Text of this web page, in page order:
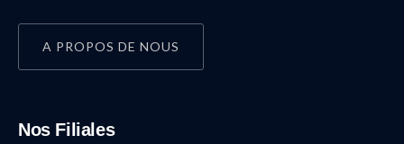
A PROPOS DE NOUS
Nos Filiales